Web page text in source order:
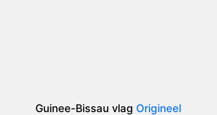
Guinee-Bissau vlag Origineel